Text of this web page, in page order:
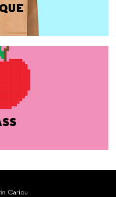
Cariou